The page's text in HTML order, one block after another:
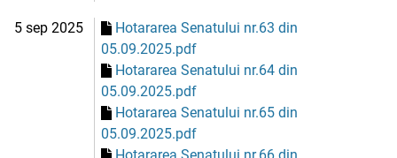
5 sep 2025
Hotararea Senatului nr.63 din
05.09.2025.pdf
Hotararea Senatului nr.64 din
05.09.2025.pdf
Hotararea Senatului nr.65 din
05.09.2025.pdf